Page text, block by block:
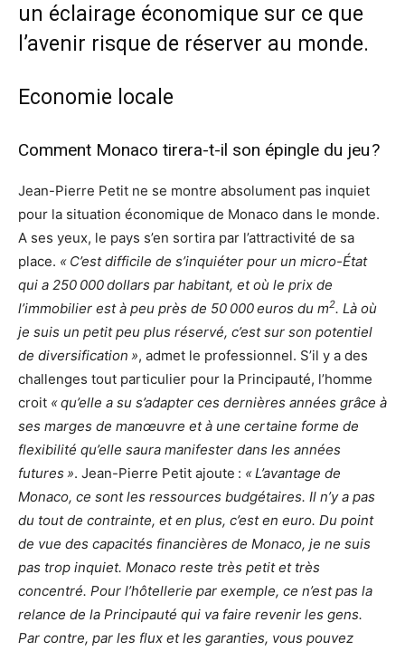
un éclairage économique sur ce que
l’avenir risque de réserver au monde.
Economie locale
Comment Monaco tirera-t-il son épingle du jeu ?
Jean-Pierre Petit ne se montre absolument pas inquiet
pour la situation économique de Monaco dans le monde.
A ses yeux, le pays s’en sortira par l’attractivité de sa
place. « C’est difficile de s’inquiéter pour un micro-État
qui a 250 000 dollars par habitant, et où le prix de
l’immobilier est à peu près de 50 000 euros du m2. Là où
je suis un petit peu plus réservé, c’est sur son potentiel
de diversification », admet le professionnel. S’il y a des
challenges tout particulier pour la Principauté, l’homme
croit « qu’elle a su s’adapter ces dernières années grâce à
ses marges de manœuvre et à une certaine forme de
flexibilité qu’elle saura manifester dans les années
futures ». Jean-Pierre Petit ajoute : « L’avantage de
Monaco, ce sont les ressources budgétaires. Il n’y a pas
du tout de contrainte, et en plus, c’est en euro. Du point
de vue des capacités financières de Monaco, je ne suis
pas trop inquiet. Monaco reste très petit et très
concentré. Pour l’hôtellerie par exemple, ce n’est pas la
relance de la Principauté qui va faire revenir les gens.
Par contre, par les flux et les garanties, vous pouvez